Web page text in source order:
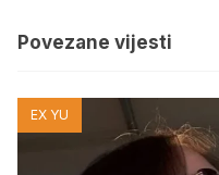
Povezane vijesti
EX YU